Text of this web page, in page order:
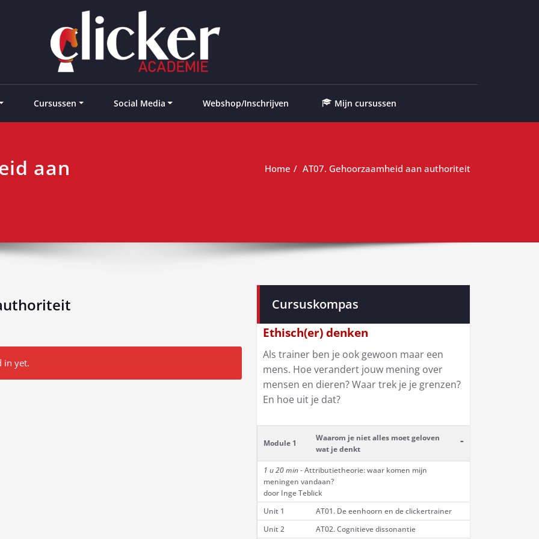
Cursussen Social Media Webshop/Inschrijven Mijn cursussen
aan
Home AT07. Gehoorzaamheid aan authoriteit
in yet.
Cursuskompas
Ethisch(er) denken
Als trainer ben je ook gewoon maar een
mens. Hoe verandert jouw mening over
mensen en dieren? Waar trek je je grenzen?
En hoe uit je dat?
Module 1
Waarom je niet alles moet geloven
wat je denkt
-
1 u 20 min- Attributietheorie: waar komen mijn
meningen vandaan?
door Inge Teblick
Unit 1
AT01. De eenhoorn en de clickertrainer
Unit 2
AT02. Cognitieve dissonantie